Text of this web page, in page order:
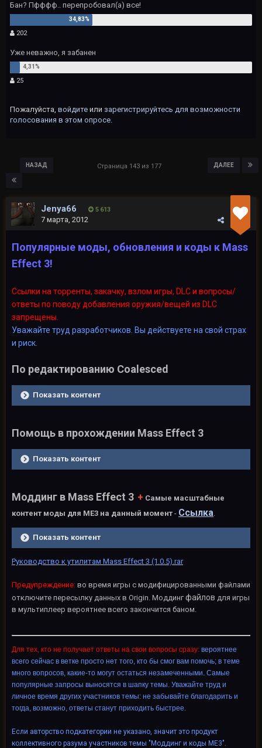
Бан? Пфффф.. перепробовал(а) все!
202
Уже неважно, я забанен
25
Пожалуйста, войдите или зарегистрируйтесь для возможности
голосования в этом опросе.
НАЗАД ДАЛЕЕ
Страница 143 из 177
Jenya66 5 613
7 марта, 2012
Популярные моды, обновления и коды к Mass
Effect 3!
Ссылки на торренты, закачку, взлом игры, DLC и вопросы/
ответы по поводу добавления оружия/вещей из DLC
запрещены.
Уважайте труд разработчиков. Вы действуете на свой страх
и риск.
По редактированию Coalesced
Показать контент
Помощь в прохождении Mass Effect 3
Показать контент
Моддинг в Mass Effect 3 + Самые масштабные
контент моды для МЕ3 на данный момент - Ссылка.
Показать контент
Руководство к утилитам Mass Effect 3 (1.0.5).rar
Предупреждение: во время игры с модифицированными файлами
отключите пересылку данных в Origin. Моддингфайлов для игры
в мультиплеер вероятнее всего закончится баном.
Для тех, кто не получает ответы на свои вопросы сразу: вероятнее
всего сейчас в ветке просто нет того, кто бы смог вам помочь; в теме
много вопросов, какие-то могут остаться незамеченными. Самые
популярные запросы выносятся в шапку темы. Уважайте труд и
личное время других участников темы: не забывайте благодарить и
тогда, возможно, ответы станут приходить быстрее.
Если авторство подкатегории не указано, значит это продукт
коллективного разума участников темы "Моддинг и коды ME3".